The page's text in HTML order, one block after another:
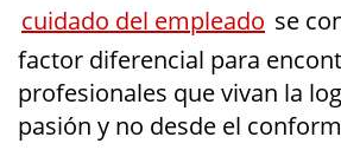
cuidado del empleado se
factor diferencial para
profesionales que vivan la
pasión y no desde el